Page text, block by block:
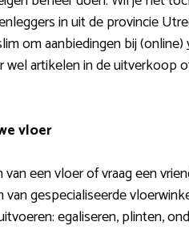
in uit de provincie
om aanbiedingen bij (online)
wel artikelen in de uitverkoop
vloer
een vloer of vraag een
gespecialiseerde
egaliseren, plinten,